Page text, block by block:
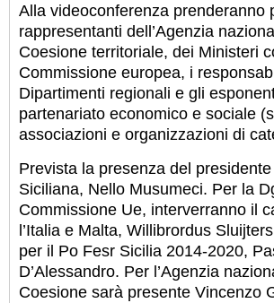
Alla videoconferenza prenderanno
rappresentanti dell’Agenzia
Coesione territoriale, dei Ministeri
Commissione europea, i
Dipartimenti regionali e gli
partenariato economico e sociale
associazioni e organizzazioni di
Prevista la presenza del
Siciliana, Nello Musumeci. Per la
Commissione Ue, interverranno il
l’Italia e Malta, Willibrordus
per il Po Fesr Sicilia 2014-2020,
D’Alessandro. Per l’Agenzia
Coesione sarà presente Vincenzo